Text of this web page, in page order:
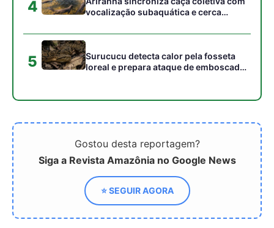
Relacionado
Desastres Hídricos
Atingiram 91% dos
Municípios Brasileiros
DPU abre consulta sobre
atuação em crises
ambientais